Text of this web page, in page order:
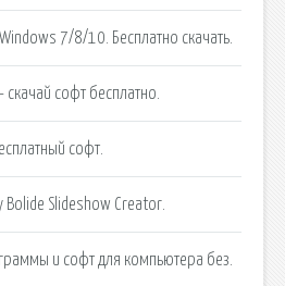
7/8/10. Бесплатно скачать.
софт бесплатно.
софт.
Bolide Slideshow Creator.
и софт для компьютера без.